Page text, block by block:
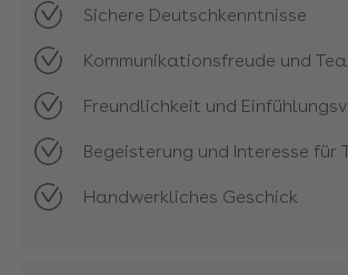
Sichere Deutschkenntnisse
Kommunikationsfreude und
Freundlichkeit und
Begeisterung und Interesse für
Handwerkliches Geschick